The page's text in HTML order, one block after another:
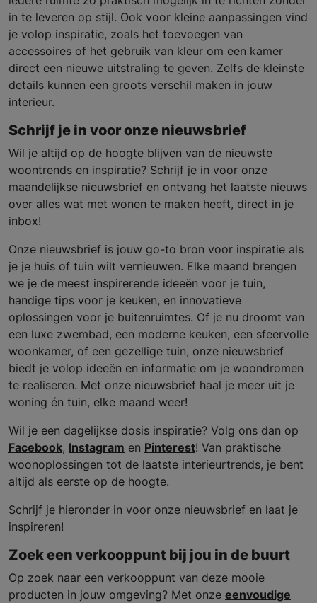
in te leveren op stijl. Ook voor kleine aanpassingen vind
je volop inspiratie, zoals het toevoegen van
accessoires of het gebruik van kleur om een kamer
direct een nieuwe uitstraling te geven. Zelfs de kleinste
details kunnen een groots verschil maken in jouw
interieur.
Schrijf je in voor onze nieuwsbrief
Wil je altijd op de hoogte blijven van de nieuwste
woontrends en inspiratie? Schrijf je in voor onze
maandelijkse nieuwsbrief en ontvang het laatste nieuws
over alles wat met wonen te maken heeft, direct in je
inbox!
Onze nieuwsbrief is jouw go-to bron voor inspiratie als
je je huis of tuin wilt vernieuwen. Elke maand brengen
we je de meest inspirerende ideeën voor je tuin,
handige tips voor je keuken, en innovatieve
oplossingen voor je buitenruimtes. Of je nu droomt van
een luxe zwembad, een moderne keuken, een sfeervolle
woonkamer, of een gezellige tuin, onze nieuwsbrief
biedt je volop ideeën en informatie om je woondromen
te realiseren. Met onze nieuwsbrief haal je meer uit je
woning én tuin, elke maand weer!
Wil je een dagelijkse dosis inspiratie? Volg ons dan op
Facebook, Instagram en Pinterest! Van praktische
woonoplossingen tot de laatste interieurtrends, je bent
altijd als eerste op de hoogte.
Schrijf je hieronder in voor onze nieuwsbrief en laat je
inspireren!
Zoek een verkooppunt bij jou in de buurt
Op zoek naar een verkooppunt van deze mooie
producten in jouw omgeving? Met onze eenvoudige